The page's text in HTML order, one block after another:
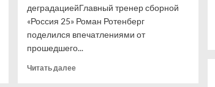
деградациейГлавный тренер сборной
«Россия 25» Роман Ротенберг
поделился впечатлениями от
прошедшего...
Читать далееПрочитать